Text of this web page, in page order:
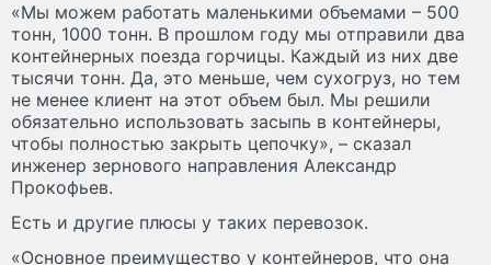
«Мы можем работать маленькими объемами – 500
тонн, 1000 тонн. В прошлом году мы отправили два
контейнерных поезда горчицы. Каждый из них две
тысячи тонн. Да, это меньше, чем сухогруз, но тем
не менее клиент на этот объем был. Мы решили
обязательно использовать засыпь в контейнеры,
чтобы полностью закрыть цепочку», – сказал
инженер зернового направления Александр
Прокофьев.
Есть и другие плюсы у таких перевозок.
«Основное преимущество у контейнеров, что она